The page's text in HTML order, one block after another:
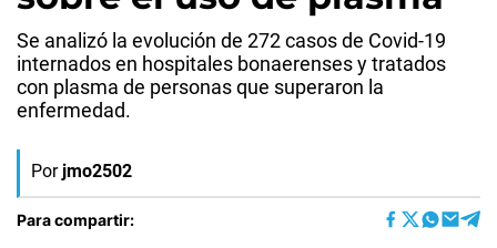
Se analizó la evolución de 272 casos de Covid-19
internados en hospitales bonaerenses y tratados
con plasma de personas que superaron la
enfermedad.
Por jmo2502
Para compartir: